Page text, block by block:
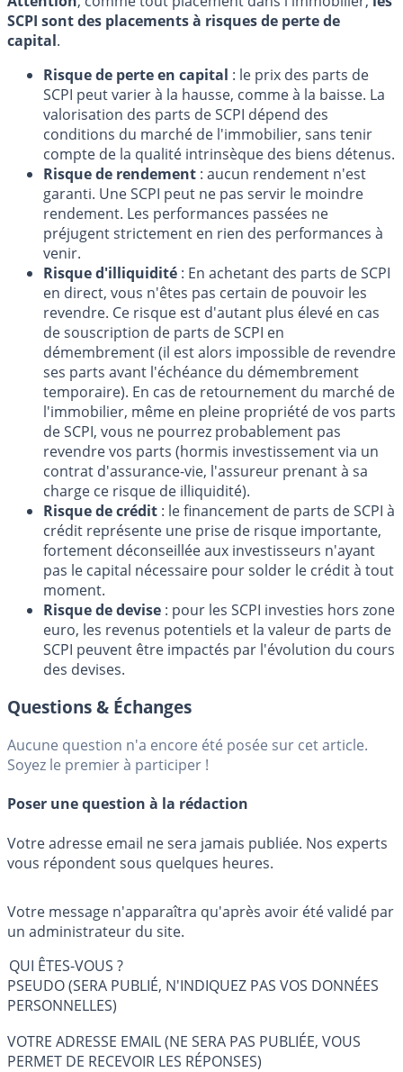
SCPI sont des placements à risques de perte de
capital.
Risque de perte en capital : le prix des parts de
SCPI peut varier à la hausse, comme à la baisse. La
valorisation des parts de SCPI dépend des
conditions du marché de l'immobilier, sans tenir
compte de la qualité intrinsèque des biens détenus.
Risque de rendement : aucun rendement n'est
garanti. Une SCPI peut ne pas servir le moindre
rendement. Les performances passées ne
préjugent strictement en rien des performances à
venir.
Risque d'illiquidité : En achetant des parts de SCPI
en direct, vous n'êtes pas certain de pouvoir les
revendre. Ce risque est d'autant plus élevé en cas
de souscription de parts de SCPI en
démembrement (il est alors impossible de revendre
ses parts avant l'échéance du démembrement
temporaire). En cas de retournement du marché de
l'immobilier, même en pleine propriété de vos parts
de SCPI, vous ne pourrez probablement pas
revendre vos parts (hormis investissement via un
contrat d'assurance-vie, l'assureur prenant à sa
charge ce risque de illiquidité).
Risque de crédit : le financement de parts de SCPI à
crédit représente une prise de risque importante,
fortement déconseillée aux investisseurs n'ayant
pas le capital nécessaire pour solder le crédit à tout
moment.
Risque de devise : pour les SCPI investies hors zone
euro, les revenus potentiels et la valeur de parts de
SCPI peuvent être impactés par l'évolution du cours
des devises.
Questions & Échanges
Aucune question n'a encore été posée sur cet article.
Soyez le premier à participer !
Poser une question à la rédaction
Votre adresse email ne sera jamais publiée. Nos experts
vous répondent sous quelques heures.
Votre message n'apparaîtra qu'après avoir été validé par
un administrateur du site.
QUI ÊTES-VOUS ?
PSEUDO (SERA PUBLIÉ, N'INDIQUEZ PAS VOS DONNÉES
PERSONNELLES)
VOTRE ADRESSE EMAIL (NE SERA PAS PUBLIÉE, VOUS
PERMET DE RECEVOIR LES RÉPONSES)